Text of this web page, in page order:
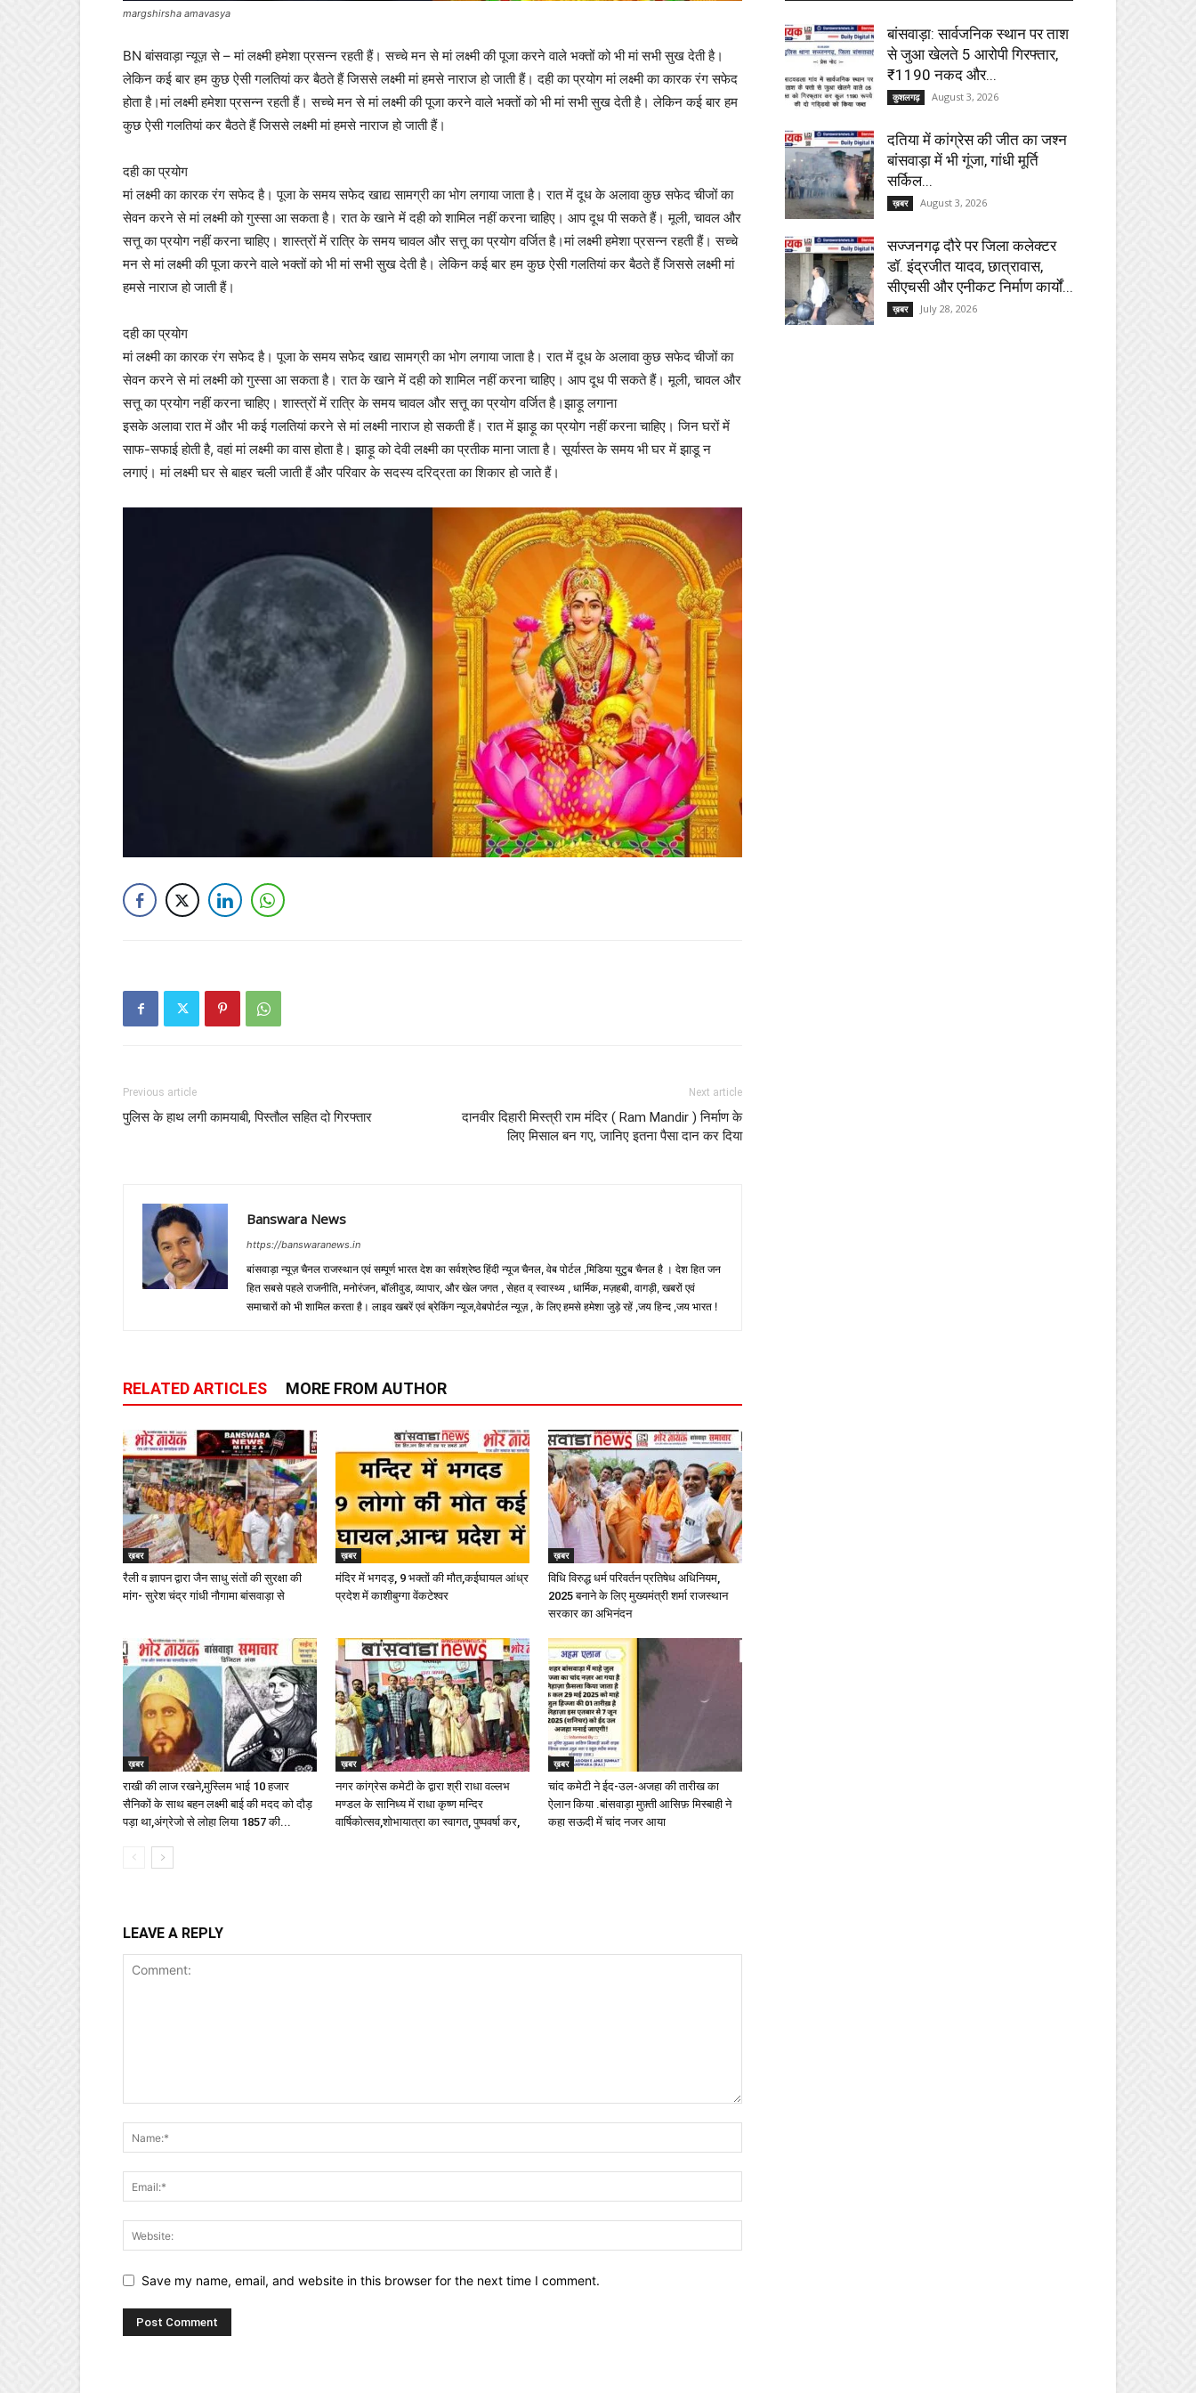
margshirsha amavasya
BN बांसवाड़ा न्यूज़ से – मां लक्ष्मी हमेशा प्रसन्न रहती हैं। सच्चे मन से मां लक्ष्मी की पूजा करने वाले भक्तों को भी मां सभी सुख देती है।
लेकिन कई बार हम कुछ ऐसी गलतियां कर बैठते हैं जिससे लक्ष्मी मां हमसे नाराज हो जाती हैं। दही का प्रयोग मां लक्ष्मी का कारक रंग सफेद
होता है।मां लक्ष्मी हमेशा प्रसन्न रहती हैं। सच्चे मन से मां लक्ष्मी की पूजा करने वाले भक्तों को भी मां सभी सुख देती है। लेकिन कई बार हम
कुछ ऐसी गलतियां कर बैठते हैं जिससे लक्ष्मी मां हमसे नाराज हो जाती हैं।
दही का प्रयोग
मां लक्ष्मी का कारक रंग सफेद है। पूजा के समय सफेद खाद्य सामग्री का भोग लगाया जाता है। रात में दूध के अलावा कुछ सफेद चीजों का
सेवन करने से मां लक्ष्मी को गुस्सा आ सकता है। रात के खाने में दही को शामिल नहीं करना चाहिए। आप दूध पी सकते हैं। मूली, चावल और
सत्तू का प्रयोग नहीं करना चाहिए। शास्त्रों में रात्रि के समय चावल और सत्तू का प्रयोग वर्जित है।मां लक्ष्मी हमेशा प्रसन्न रहती हैं। सच्चे
मन से मां लक्ष्मी की पूजा करने वाले भक्तों को भी मां सभी सुख देती है। लेकिन कई बार हम कुछ ऐसी गलतियां कर बैठते हैं जिससे लक्ष्मी मां
हमसे नाराज हो जाती हैं।
दही का प्रयोग
मां लक्ष्मी का कारक रंग सफेद है। पूजा के समय सफेद खाद्य सामग्री का भोग लगाया जाता है। रात में दूध के अलावा कुछ सफेद चीजों का
सेवन करने से मां लक्ष्मी को गुस्सा आ सकता है। रात के खाने में दही को शामिल नहीं करना चाहिए। आप दूध पी सकते हैं। मूली, चावल और
सत्तू का प्रयोग नहीं करना चाहिए। शास्त्रों में रात्रि के समय चावल और सत्तू का प्रयोग वर्जित है।झाड़ू लगाना
इसके अलावा रात में और भी कई गलतियां करने से मां लक्ष्मी नाराज हो सकती हैं। रात में झाड़ू का प्रयोग नहीं करना चाहिए। जिन घरों में
साफ-सफाई होती है, वहां मां लक्ष्मी का वास होता है। झाड़ू को देवी लक्ष्मी का प्रतीक माना जाता है। सूर्यास्त के समय भी घर में झाडू न
लगाएं। मां लक्ष्मी घर से बाहर चली जाती हैं और परिवार के सदस्य दरिद्रता का शिकार हो जाते हैं।
Previous article
पुलिस के हाथ लगी कामयाबी, पिस्तौल सहित दो गिरफ्तार
Next article
दानवीर दिहारी मिस्त्री राम मंदिर ( Ram Mandir ) निर्माण के
लिए मिसाल बन गए, जानिए इतना पैसा दान कर दिया
Banswara News
https://banswaranews.in
बांसवाड़ा न्यूज़ चैनल राजस्थान एवं सम्पूर्ण भारत देश का सर्वश्रेष्ठ हिंदी न्‍यूज चैनल, वेब पोर्टल ,मिडिया युटुब चैनल है । देश हित जन
हित सबसे पहले राजनीति, मनोरंजन, बॉलीवुड, व्यापार, और खेल जगत , सेहत व् स्वास्थ्य , धार्मिक, मज़हबी, वागड़ी, खबरों एवं
समाचारों को भी शामिल करता है। लाइव खबरें एवं ब्रेकिंग न्यूज,वेबपोर्टल न्यूज़ , के लिए हमसे हमेशा जुड़े रहें ,जय हिन्द ,जय भारत !
RELATED ARTICLES MORE FROM AUTHOR
ख़बर
रैली व ज्ञापन द्वारा जैन साधु संतों की सुरक्षा की
मांग- सुरेश चंद्र गांधी नौगामा बांसवाड़ा से
ख़बर
मंदिर में भगदड़, 9 भक्तों की मौत,कईघायल आंध्र
प्रदेश में काशीबुग्गा वेंकटेश्वर
ख़बर
विधि विरुद्ध धर्म परिवर्तन प्रतिषेध अधिनियम,
2025 बनाने के लिए मुख्यमंत्री शर्मा राजस्थान
सरकार का अभिनंदन
ख़बर
राखी की लाज रखने,मुस्लिम भाई 10 हजार
सैनिकों के साथ बहन लक्ष्मी बाई की मदद को दौड़
पड़ा था,अंग्रेजो से लोहा लिया 1857 की...
ख़बर
नगर कांग्रेस कमेटी के द्वारा श्री राधा वल्लभ
मण्डल के सानिध्य में राधा कृष्ण मन्दिर
वार्षिकोत्सव,शोभायात्रा का स्वागत, पुष्पवर्षा कर,
ख़बर
चांद कमेटी ने ईद-उल-अजहा की तारीख का
ऐलान किया .बांसवाड़ा मुफ़्ती आसिफ़ मिस्बाही ने
कहा सऊदी में चांद नजर आया
LEAVE A REPLY
Save my name, email, and website in this browser for the next time I comment.
बांसवाड़ा: सार्वजनिक स्थान पर ताश
से जुआ खेलते 5 आरोपी गिरफ्तार,
₹1190 नकद और...
कुशलगढ़ August 3, 2026
दतिया में कांग्रेस की जीत का जश्न
बांसवाड़ा में भी गूंजा, गांधी मूर्ति
सर्किल...
ख़बर August 3, 2026
सज्जनगढ़ दौरे पर जिला कलेक्टर
डॉ. इंद्रजीत यादव, छात्रावास,
सीएचसी और एनीकट निर्माण कार्यों...
ख़बर July 28, 2026